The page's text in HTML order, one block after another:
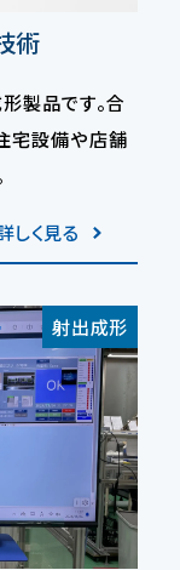
術
製品です。合
宅設備や店舗
しく見る
射出成形